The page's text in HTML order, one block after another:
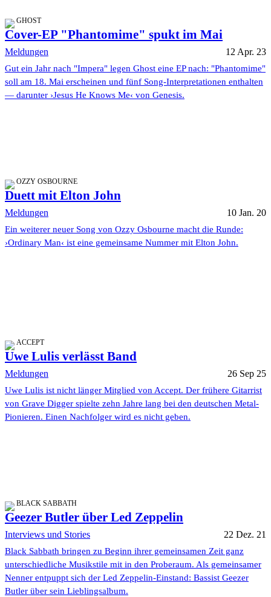
GHOST
Cover-EP "Phantomime" spukt im Mai
Meldungen 12 Apr. 23
Gut ein Jahr nach "Impera" legen Ghost eine EP nach: "Phantomime"
soll am 18. Mai erscheinen und fünf Song-Interpretationen enthalten
— darunter ›Jesus He Knows Me‹ von Genesis.
OZZY OSBOURNE
Duett mit Elton John
Meldungen 10 Jan. 20
Ein weiterer neuer Song von Ozzy Osbourne macht die Runde:
›Ordinary Man‹ ist eine gemeinsame Nummer mit Elton John.
ACCEPT
Uwe Lulis verlässt Band
Meldungen 26 Sep 25
Uwe Lulis ist nicht länger Mitglied von Accept. Der frühere Gitarrist
von Grave Digger spielte zehn Jahre lang bei den deutschen Metal-
Pionieren. Einen Nachfolger wird es nicht geben.
BLACK SABBATH
Geezer Butler über Led Zeppelin
Interviews und Stories 22 Dez. 21
Black Sabbath bringen zu Beginn ihrer gemeinsamen Zeit ganz
unterschiedliche Musikstile mit in den Proberaum. Als gemeinsamer
Nenner entpuppt sich der Led Zeppelin-Einstand: Bassist Geezer
Butler über sein Lieblingsalbum.